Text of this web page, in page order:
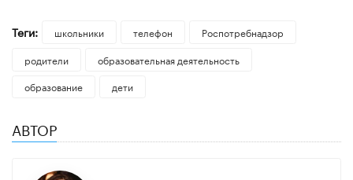
Теги: школьники телефон
Роспотребнадзор
родители
образовательная деятельность
образование
дети
АВТОР